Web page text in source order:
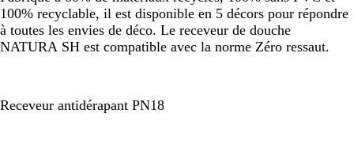
100% recyclable, il est disponible en 5 décors pour répondre
à toutes les envies de déco. Le receveur de douche
NATURA SH est compatible avec la norme Zéro ressaut.
Receveur antidérapant PN18